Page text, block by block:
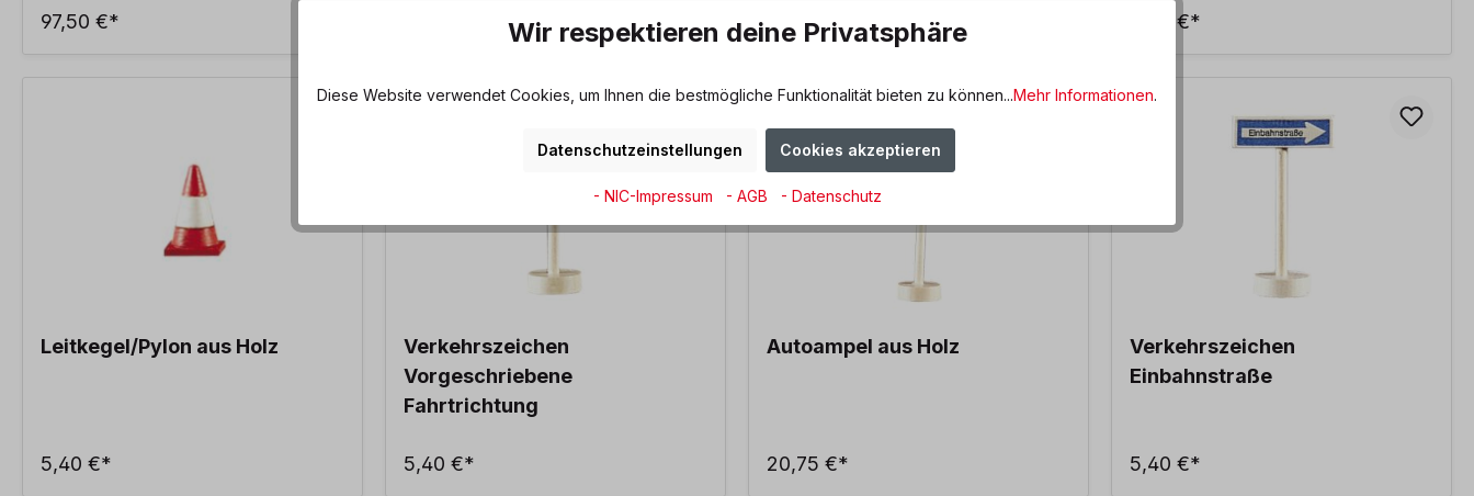
97,50 €* 5,40 €* 5,40 €*
Leitkegel/Pylon aus Holz
5,40 €*
Verkehrszeichen
Vorgeschriebene
Fahrtrichtung
5,40 €*
Autoampel aus Holz
20,75 €*
Verkehrszeichen
Einbahnstraße
5,40 €*
Wir respektieren deine Privatsphäre
Diese Website verwendet Cookies, um Ihnen die bestmögliche Funktionalität bieten zu können...Mehr Informationen.
Datenschutzeinstellungen Cookies akzeptieren
- NIC-Impressum - AGB - Datenschutz